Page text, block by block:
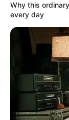
Unciudadano
las
de Interpol por
activos,fue
Why this
every day